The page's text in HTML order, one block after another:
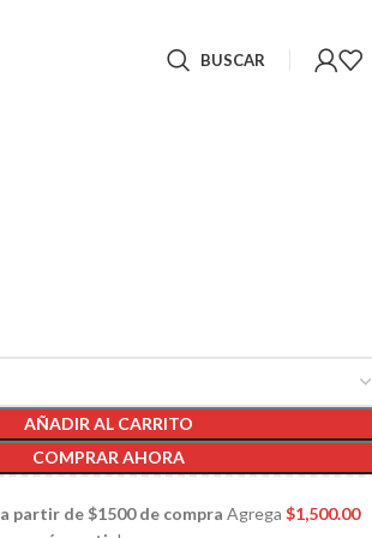
BUSCAR
AÑADIR AL CARRITO
COMPRAR AHORA
partir de $1500 de compra Agrega$1,500.00